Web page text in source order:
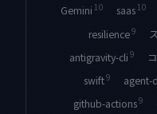
Gemini 10 saas10
resilience9
antigravity-cli 9
swift9 agent-
github-actions9